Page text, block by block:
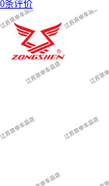
0条评价